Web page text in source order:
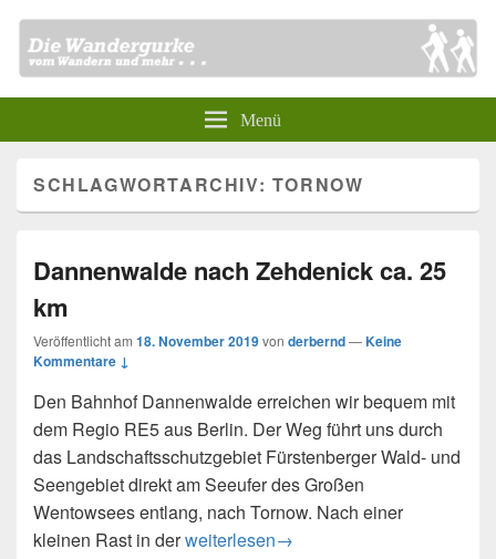
Menü
SCHLAGWORTARCHIV: TORNOW
Dannenwalde nach Zehdenick ca. 25
km
Veröffentlicht am 18. November 2019von derbernd—Keine
Kommentare ↓
Den Bahnhof Dannenwalde erreichen wir bequem mit
dem Regio RE5 aus Berlin. Der Weg führt uns durch
das Landschaftsschutzgebiet Fürstenberger Wald- und
Seengebiet direkt am Seeufer des Großen
Wentowsees entlang, nach Tornow. Nach einer
kleinen Rast in derDannenwalde nach Zehdenick ca. 25
weiterlesen→